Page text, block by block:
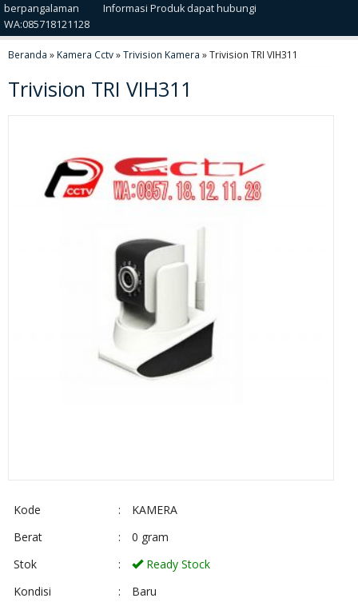
berpangalaman
Informasi Produk dapat hubungi
WA:085718121128
Beranda » Kamera Cctv»Trivision Kamera »Trivision TRI VIH311
Trivision TRI VIH311
Kode :
KAMERA
Berat
:
0 gram
Stok
:
Ready Stock
Kondisi
:
Baru